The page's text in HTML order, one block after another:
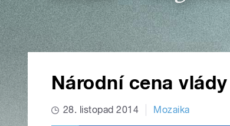
Národní cena
28. listopad 2014 Mozaika